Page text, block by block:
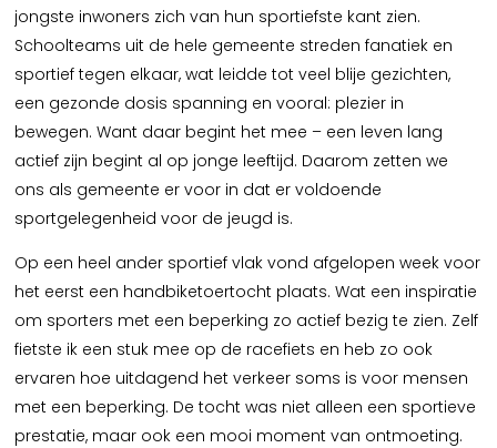
jongste inwoners zich van hun sportiefste kant zien.
Schoolteams uit de hele gemeente streden fanatiek en
sportief tegen elkaar, wat leidde tot veel blije gezichten,
een gezonde dosis spanning en vooral: plezier in
bewegen. Want daar begint het mee – een leven lang
actief zijn begint al op jonge leeftijd. Daarom zetten we
ons als gemeente er voor in dat er voldoende
sportgelegenheid voor de jeugd is.
Op een heel ander sportief vlak vond afgelopen week voor
het eerst een handbiketoertocht plaats. Wat een inspiratie
om sporters met een beperking zo actief bezig te zien. Zelf
fietste ik een stuk mee op de racefiets en heb zo ook
ervaren hoe uitdagend het verkeer soms is voor mensen
met een beperking. De tocht was niet alleen een sportieve
prestatie, maar ook een mooi moment van ontmoeting.